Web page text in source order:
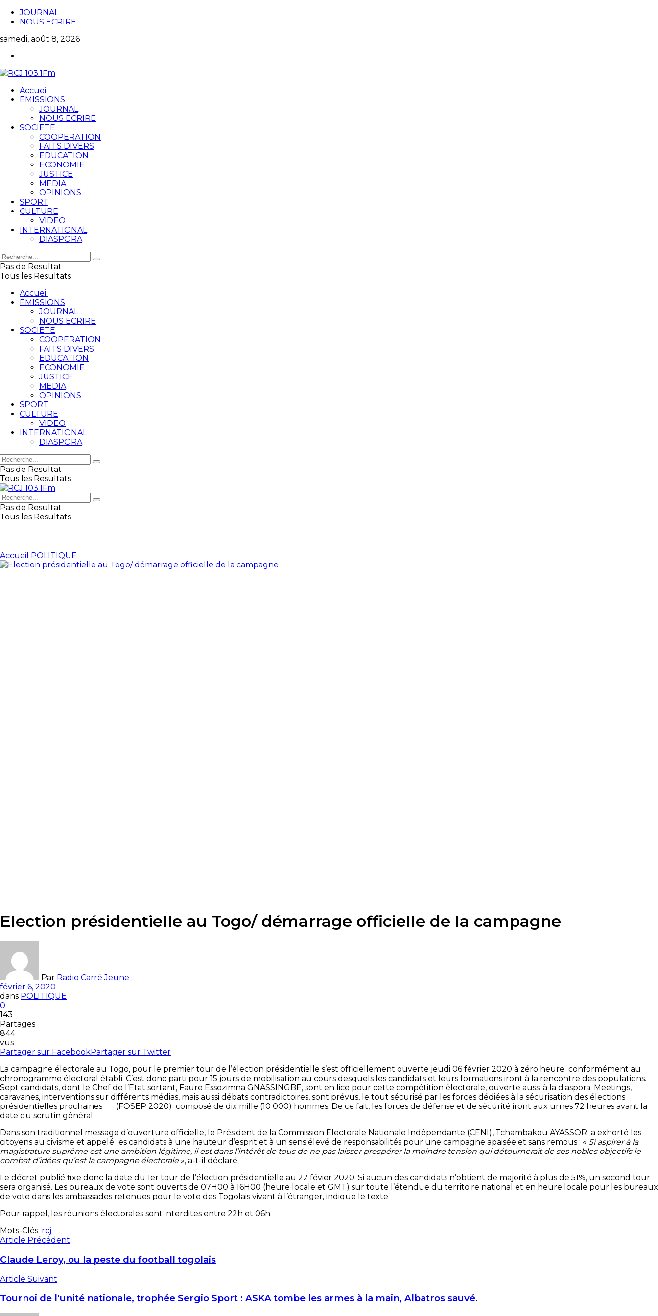
JOURNAL
NOUS ECRIRE
samedi, août 8, 2026
Accueil
EMISSIONS
JOURNAL
NOUS ECRIRE
SOCIETE
COOPERATION
FAITS DIVERS
EDUCATION
ECONOMIE
JUSTICE
MEDIA
OPINIONS
SPORT
CULTURE
VIDEO
INTERNATIONAL
DIASPORA
Pas de Resultat
Tous les Resultats
Accueil
EMISSIONS
JOURNAL
NOUS ECRIRE
SOCIETE
COOPERATION
FAITS DIVERS
EDUCATION
ECONOMIE
JUSTICE
MEDIA
OPINIONS
SPORT
CULTURE
VIDEO
INTERNATIONAL
DIASPORA
Pas de Resultat
Tous les Resultats
Pas de Resultat
Tous les Resultats
Accueil POLITIQUE
Election présidentielle au Togo/ démarrage officielle de la campagne
Par Radio Carré Jeune
février 6, 2020
dans POLITIQUE
0
143
Partages
844
vus
Partager sur FacebookPartager sur Twitter
La campagne électorale au Togo, pour le premier tour de l’élection présidentielle s’est officiellement ouverte jeudi 06 février 2020 à zéro heure conformément au
chronogramme électoral établi. C’est donc parti pour 15 jours de mobilisation au cours desquels les candidats et leurs formations iront à la rencontre des populations.
Sept candidats, dont le Chef de l’Etat sortant, Faure Essozimna GNASSINGBE, sont en lice pour cette compétition électorale, ouverte aussi à la diaspora. Meetings,
caravanes, interventions sur différents médias, mais aussi débats contradictoires, sont prévus, le tout sécurisé par les forces dédiées à la sécurisation des élections
présidentielles prochaines (FOSEP 2020) composé de dix mille (10 000) hommes. De ce fait, les forces de défense et de sécurité iront aux urnes 72 heures avant la
date du scrutin général
Dans son traditionnel message d’ouverture officielle, le Président de la Commission Électorale Nationale Indépendante (CENI), Tchambakou AYASSOR a exhorté les
citoyens au civisme et appelé les candidats à une hauteur d’esprit et à un sens élevé de responsabilités pour une campagne apaisée et sans remous : « Si aspirer à la
magistrature suprême est une ambition légitime, il est dans l’intérêt de tous de ne pas laisser prospérer la moindre tension qui détournerait de ses nobles objectifs le
combat d’idées qu’est la campagne électorale», a-t-il déclaré.
Le décret publié fixe donc la date du 1er tour de l’élection présidentielle au 22 févier 2020. Si aucun des candidats n’obtient de majorité à plus de 51%, un second tour
sera organisé. Les bureaux de vote sont ouverts de 07H00 à 16H00 (heure locale et GMT) sur toute l’étendue du territoire national et en heure locale pour les bureaux
de vote dans les ambassades retenues pour le vote des Togolais vivant à l’étranger, indique le texte.
Pour rappel, les réunions électorales sont interdites entre 22h et 06h.
Mots-Clés: rcj
Article Précédent
Claude Leroy, ou la peste du football togolais
Article Suivant
Tournoi de l'unité nationale, trophée Sergio Sport : ASKA tombe les armes à la main, Albatros sauvé.